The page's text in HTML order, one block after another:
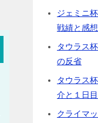
ジェミニ
戦績と感想
タウラス
の反省
タウラス
介と１日
クライマ